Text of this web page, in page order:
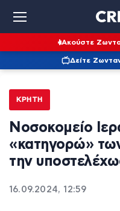
Ακούστε
Δείτε
ΚΡΉΤΗ
Νοσοκομείο
«κατηγορώ»
την
16.09.2024, 12:59